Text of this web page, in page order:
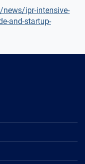
ipr-intensive-
and-startup-